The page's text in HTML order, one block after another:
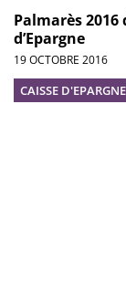
Palmarès 2016
d’Epargne
19 OCTOBRE 2016
CAISSE D'EPARGNE